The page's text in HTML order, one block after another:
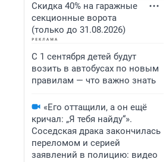
Скидка 40% на гаражные
секционные ворота
(только до 31.08.2026)
С 1 сентября детей будут
возить в автобусах по новым
правилам — что важно знать
«Его оттащили, а он ещё
кричал: „Я тебя найду“».
Соседская драка закончилась
переломом и серией
заявлений в полицию: видео